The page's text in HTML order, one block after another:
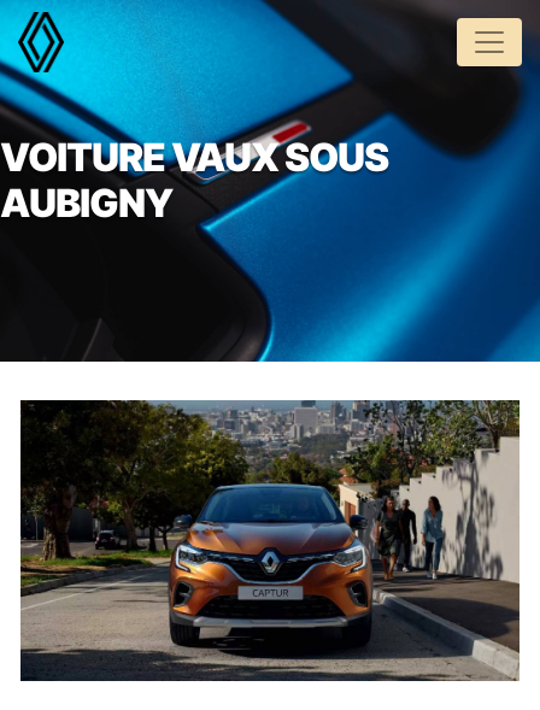
Panneau de gestion des cookies
VOITURE VAUX SOUS
AUBIGNY